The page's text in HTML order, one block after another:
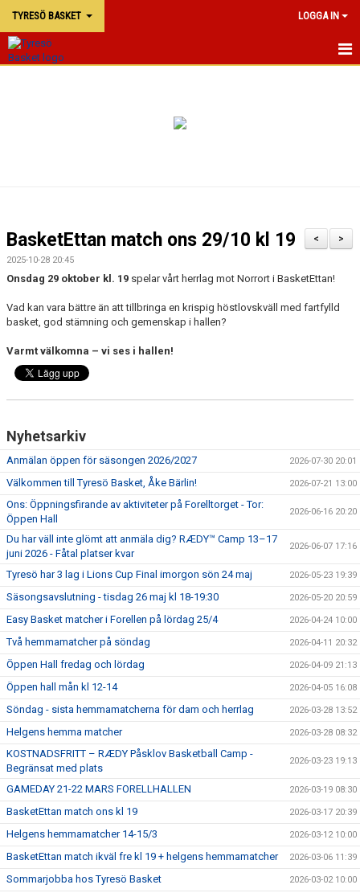
TYRESÖ BASKET LOGGA IN
DOKUMENT
>
<
BasketEttan match ons 29/10 kl 19
2025-10-28 20:45
Onsdag 29 oktober kl. 19 spelar vårt herrlag mot Norrort i BasketEttan!
Vad kan vara bättre än att tillbringa en krispig höstlovskväll med fartfylld
basket, god stämning och gemenskap i hallen?
Varmt välkomna – vi ses i hallen!
Nyhetsarkiv
Anmälan öppen för säsongen 2026/2027 2026-07-30 20:01
Välkommen till Tyresö Basket, Åke Bärlin! 2026-07-21 13:00
Ons: Öppningsfirande av aktiviteter på Forelltorget - Tor:
Öppen Hall
2026-06-16 20:20
Du har väll inte glömt att anmäla dig? RÆDY™ Camp 13–17
juni 2026 - Fåtal platser kvar
2026-06-07 17:16
Tyresö har 3 lag i Lions Cup Final imorgon sön 24 maj 2026-05-23 19:39
Säsongsavslutning - tisdag 26 maj kl 18-19:30 2026-05-20 20:59
Easy Basket matcher i Forellen på lördag 25/4 2026-04-24 10:00
Två hemmamatcher på söndag 2026-04-11 20:32
Öppen Hall fredag och lördag 2026-04-09 21:13
Öppen hall mån kl 12-14 2026-04-05 16:08
Söndag - sista hemmamatcherna för dam och herrlag 2026-03-28 13:52
Helgens hemma matcher 2026-03-28 08:32
KOSTNADSFRITT – RÆDY Påsklov Basketball Camp -
Begränsat med plats
2026-03-23 19:13
GAMEDAY 21-22 MARS FORELLHALLEN 2026-03-19 08:30
BasketEttan match ons kl 19 2026-03-17 20:39
Helgens hemmamatcher 14-15/3 2026-03-12 10:00
BasketEttan match ikväl fre kl 19 + helgens hemmamatcher 2026-03-06 11:39
Sommarjobba hos Tyresö Basket 2026-03-02 10:00